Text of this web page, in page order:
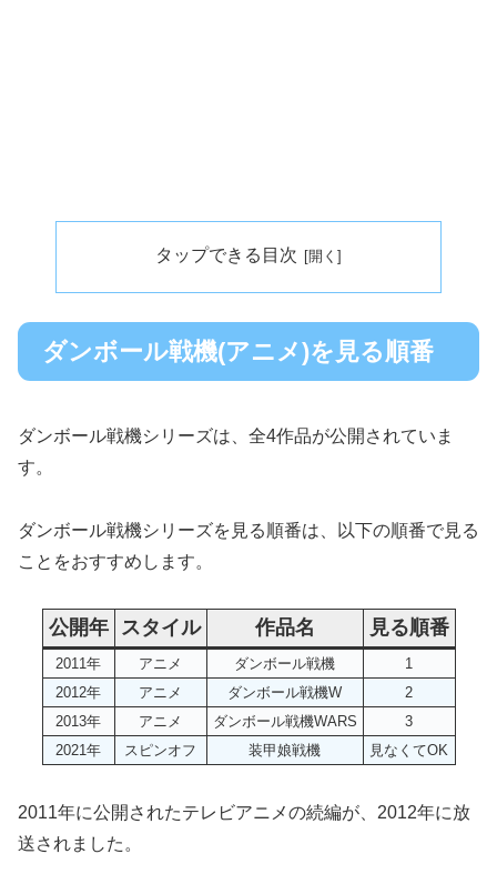
タップできる目次
ダンボール戦機(アニメ)を見る順番
ダンボール戦機シリーズは、全4作品が公開されていま
す。
ダンボール戦機シリーズを見る順番は、以下の順番で見る
ことをおすすめします。
公開年 スタイル 作品名 見る順番
2011年 アニメ ダンボール戦機
1
2012年
アニメ ダンボール戦機W
2
2013年
アニメ ダンボール戦機WARS
3
2021年
スピンオフ 装甲娘戦機 見なくてOK
2011年に公開されたテレビアニメの続編が、2012年に放
送されました。